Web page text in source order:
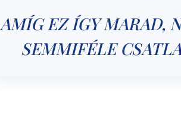
AMÍG EZ ÍGY MARAD,
SEMMIFÉLE